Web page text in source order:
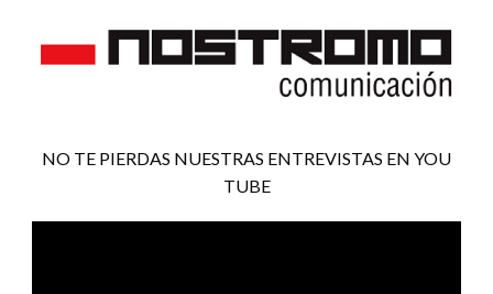
NO TE PIERDAS NUESTRAS ENTREVISTAS EN YOU
TUBE